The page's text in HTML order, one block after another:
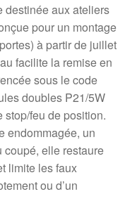
destinée aux ateliers
pour un montage
à partir de juillet
facilite la remise en
sous le code
doubles P21/5W
stop/feu de position.
endommagée, un
elle restaure
limite les faux
ou d’un